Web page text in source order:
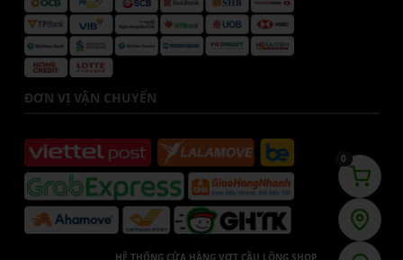
ĐƠN VỊ VẬN CHUYỂN
HỆ THỐNG CỬA HÀNG VỢT CẦU LÔNG SHOP
0